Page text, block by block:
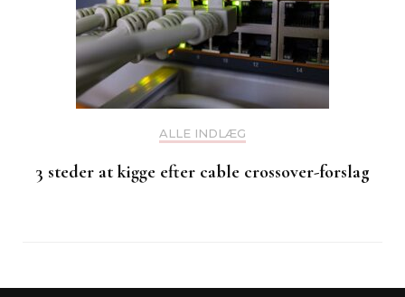
ALLE INDLÆG
3 steder at kigge efter cable crossover-forslag